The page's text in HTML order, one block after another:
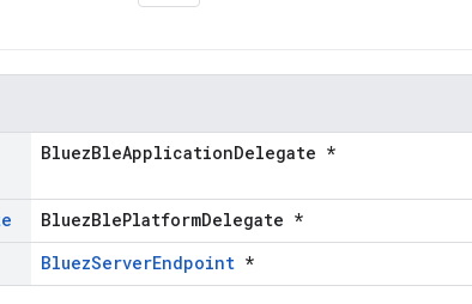
BluezBleApplicationDelegate *
BluezBlePlatformDelegate *
BluezServerEndpoint *